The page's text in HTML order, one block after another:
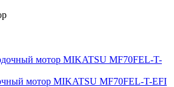
мотор MIKATSU MF70FEL-T-EFI